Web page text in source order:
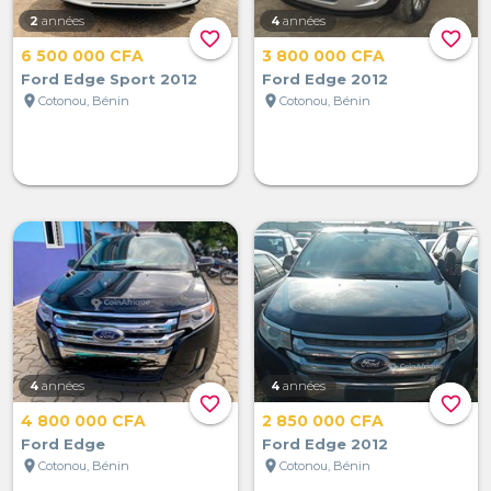
favorite_border
2 années
6 500 000 CFA
Ford Edge Sport 2012
location_on Cotonou, Bénin
favorite_border
4 années
3 800 000 CFA
Ford Edge 2012
location_on Cotonou, Bénin
favorite_border
4 années
4 800 000 CFA
Ford Edge
location_on Cotonou, Bénin
favorite_border
4 années
2 850 000 CFA
Ford Edge 2012
location_on Cotonou, Bénin